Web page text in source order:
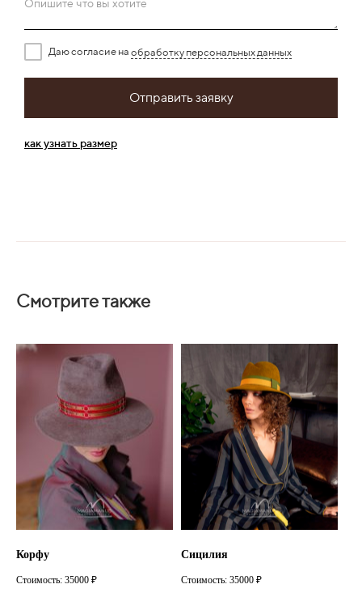
Опишите что вы хотите
Даю согласие на обработку персональных данных
Отправить заявку
как узнать размер
Смотрите также
Корфу
Стоимость: 35000 ₽
Сицилия
Стоимость: 35000 ₽